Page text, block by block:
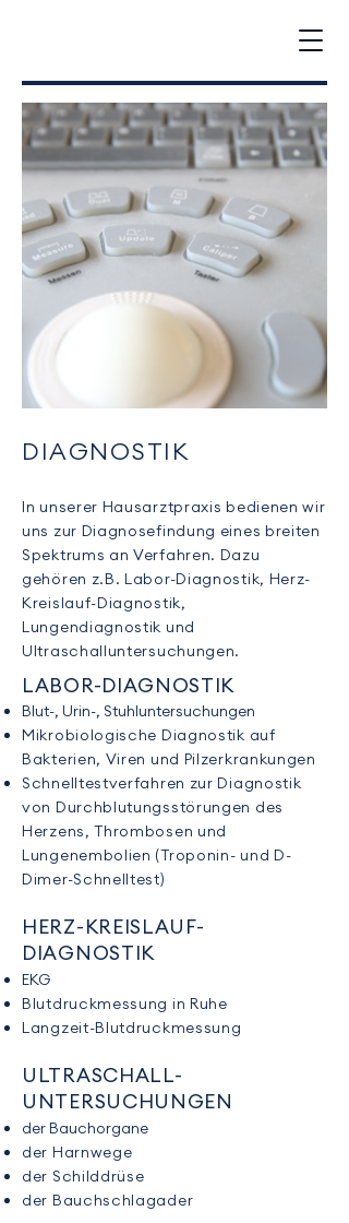
DIAGNOSTIK
In unserer Hausarztpraxis bedienen wir
uns zur Diagnosefindung eines breiten
Spektrums an Verfahren. Dazu
gehören z.B. Labor-Diagnostik, Herz-
Kreislauf-Diagnostik,
Lungendiagnostik und
Ultraschalluntersuchungen.
LABOR-DIAGNOSTIK
Blut-, Urin-, Stuhluntersuchungen
Mikrobiologische Diagnostik auf
Bakterien, Viren und Pilzerkrankungen
Schnelltestverfahren zur Diagnostik
von Durchblutungsstörungen des
Herzens, Thrombosen und
Lungenembolien (Troponin- und D-
Dimer-Schnelltest)
HERZ-KREISLAUF-
DIAGNOSTIK
EKG
Blutdruckmessung in Ruhe
Langzeit-Blutdruckmessung
ULTRASCHALL-
UNTERSUCHUNGEN
der Bauchorgane
der Harnwege
der Schilddrüse
der Bauchschlagader